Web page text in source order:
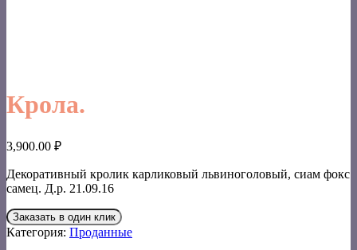
Крола.
3,900.00 ₽
Декоративный кролик карликовый львиноголовый, сиам фокс
самец. Д.р. 21.09.16
Заказать в один клик
Категория: Проданные